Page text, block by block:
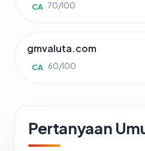
CA 70/100
gmvaluta.com
CA 60/100
Pertanyaan